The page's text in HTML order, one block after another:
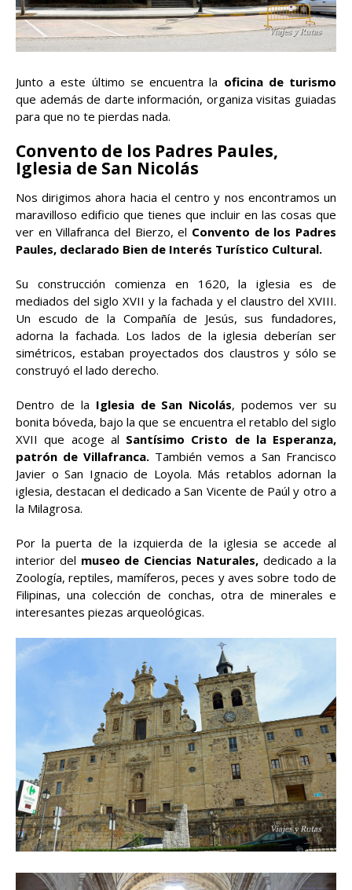
Junto a este último se encuentra la oficina de turismo
que además de darte información, organiza visitas guiadas
para que no te pierdas nada.
Convento de los Padres Paules,
Iglesia de San Nicolás
Nos dirigimos ahora hacia el centro y nos encontramos un
maravilloso edificio que tienes que incluir en las cosas que
ver en Villafranca del Bierzo, el Convento de los Padres
Paules, declarado Bien de Interés Turístico Cultural.
Su construcción comienza en 1620, la iglesia es de
mediados del siglo XVII y la fachada y el claustro del XVIII.
Un escudo de la Compañía de Jesús, sus fundadores,
adorna la fachada. Los lados de la iglesia deberían ser
simétricos, estaban proyectados dos claustros y sólo se
construyó el lado derecho.
Dentro de la Iglesia de San Nicolás, podemos ver su
bonita bóveda, bajo la que se encuentra el retablo del siglo
XVII que acoge al Santísimo Cristo de la Esperanza,
patrón de Villafranca. También vemos a San Francisco
Javier o San Ignacio de Loyola. Más retablos adornan la
iglesia, destacan el dedicado a San Vicente de Paúl y otro a
la Milagrosa.
Por la puerta de la izquierda de la iglesia se accede al
interior del museo de Ciencias Naturales, dedicado a la
Zoología, reptiles, mamíferos, peces y aves sobre todo de
Filipinas, una colección de conchas, otra de minerales e
interesantes piezas arqueológicas.